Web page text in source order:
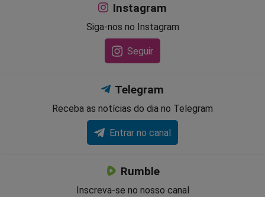
Instagram
Siga-nos no Instagram
Seguir
Telegram
Receba as notícias do dia no Telegram
Entrar no canal
Rumble
Inscreva-se no nosso canal